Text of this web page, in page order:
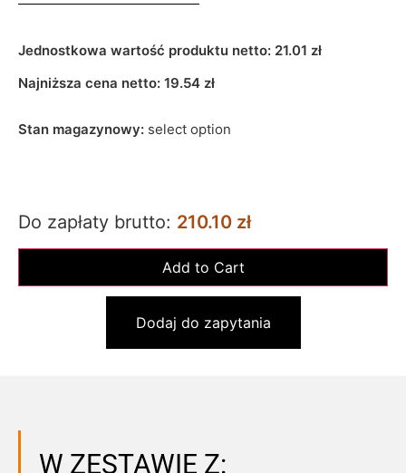
Jednostkowa wartość produktu netto: 21.01 zł
Najniższa cena netto: 19.54 zł
Stan magazynowy: select option
Do zapłaty brutto: 210.10 zł
Dodaj do zapytania
W ZESTAWIE Z: